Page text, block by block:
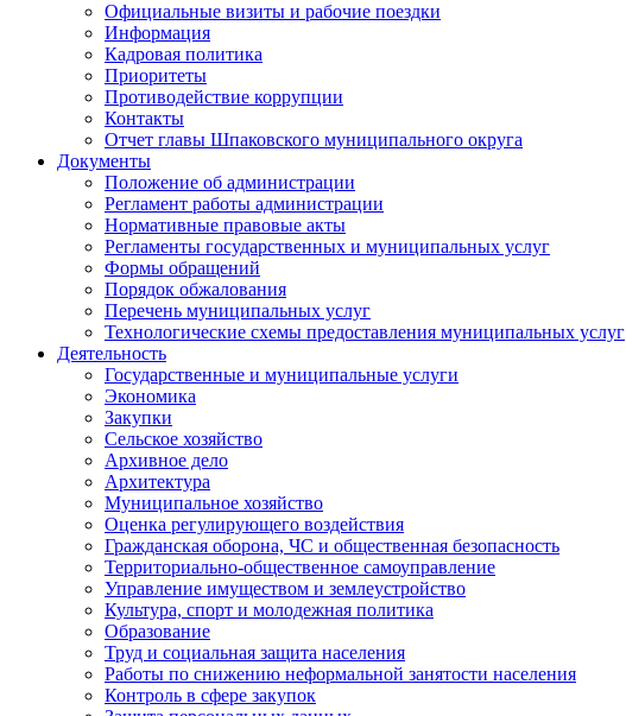
Официальные визиты и рабочие поездки
Информация
Кадровая политика
Приоритеты
Противодействие коррупции
Контакты
Отчет главы Шпаковского муниципального округа
Документы
Положение об администрации
Регламент работы администрации
Нормативные правовые акты
Регламенты государственных и муниципальных услуг
Формы обращений
Порядок обжалования
Перечень муниципальных услуг
Технологические схемы предоставления муниципальных услуг
Деятельность
Государственные и муниципальные услуги
Экономика
Закупки
Сельское хозяйство
Архивное дело
Архитектура
Муниципальное хозяйство
Оценка регулирующего воздействия
Гражданская оборона, ЧС и общественная безопасность
Территориально-общественное самоуправление
Управление имуществом и землеустройство
Культура, спорт и молодежная политика
Образование
Труд и социальная защита населения
Работы по снижению неформальной занятости населения
Контроль в сфере закупок